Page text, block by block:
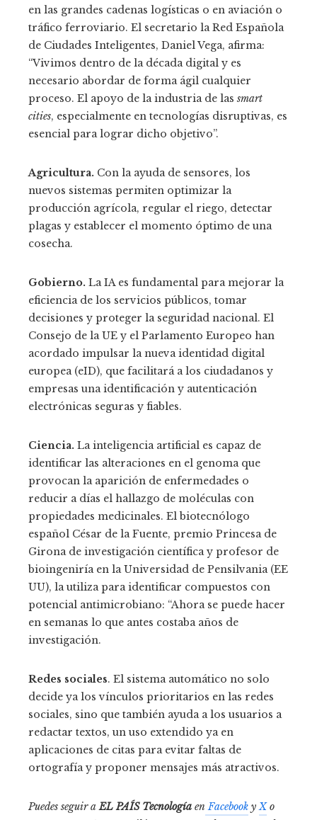
en las grandes cadenas logísticas o en aviación o
tráfico ferroviario. El secretario la Red Española
de Ciudades Inteligentes, Daniel Vega, afirma:
“Vivimos dentro de la década digital y es
necesario abordar de forma ágil cualquier
proceso. El apoyo de la industria de las smart
cities, especialmente en tecnologías disruptivas, es
esencial para lograr dicho objetivo”.
Agricultura. Con la ayuda de sensores, los
nuevos sistemas permiten optimizar la
producción agrícola, regular el riego, detectar
plagas y establecer el momento óptimo de una
cosecha.
Gobierno. La IA es fundamental para mejorar la
eficiencia de los servicios públicos, tomar
decisiones y proteger la seguridad nacional. El
Consejo de la UE y el Parlamento Europeo han
acordado impulsar la nueva identidad digital
europea (eID), que facilitará a los ciudadanos y
empresas una identificación y autenticación
electrónicas seguras y fiables.
Ciencia. La inteligencia artificial es capaz de
identificar las alteraciones en el genoma que
provocan la aparición de enfermedades o
reducir a días el hallazgo de moléculas con
propiedades medicinales. El biotecnólogo
español César de la Fuente, premio Princesa de
Girona de investigación científica y profesor de
bioingeniría en la Universidad de Pensilvania (EE
UU), la utiliza para identificar compuestos con
potencial antimicrobiano: “Ahora se puede hacer
en semanas lo que antes costaba años de
investigación.
Redes sociales. El sistema automático no solo
decide ya los vínculos prioritarios en las redes
sociales, sino que también ayuda a los usuarios a
redactar textos, un uso extendido ya en
aplicaciones de citas para evitar faltas de
ortografía y proponer mensajes más atractivos.
Puedes seguir aEL PAÍS Tecnología en Facebook yXo